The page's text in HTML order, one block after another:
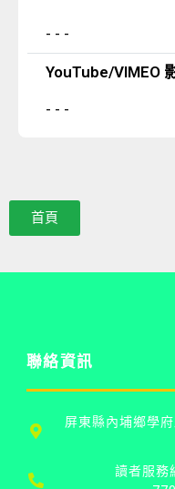
- - -
YouTube/VIMEO
- - -
首頁
聯絡資訊
屏東縣內埔鄉學
讀者服務